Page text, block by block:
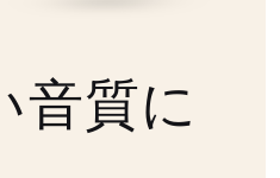
音質に